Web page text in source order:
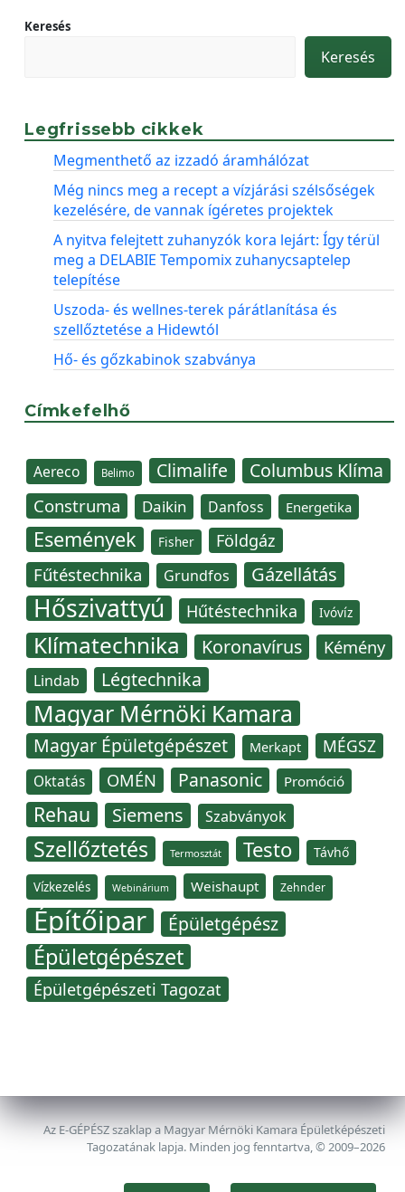
Keresés
Keresés
Legfrissebb cikkek
Megmenthető az izzadó áramhálózat
Még nincs meg a recept a vízjárási szélsőségek
kezelésére, de vannak ígéretes projektek
A nyitva felejtett zuhanyzók kora lejárt: Így térül
meg a DELABIE Tempomix zuhanycsaptelep
telepítése
Uszoda- és wellnes-terek párátlanítása és
szellőztetése a Hidewtól
Hő- és gőzkabinok szabványa
Címkefelhő
Aereco Belimo Climalife Columbus Klíma
Construma Daikin Danfoss Energetika
Események Fisher Földgáz
Fűtéstechnika Grundfos Gázellátás
Hőszivattyú Hűtéstechnika Ivóvíz
Klímatechnika Koronavírus Kémény
Lindab Légtechnika
Magyar Mérnöki Kamara
Magyar Épületgépészet Merkapt MÉGSZ
Oktatás OMÉN Panasonic Promóció
Rehau Siemens Szabványok
Szellőztetés Termosztát Testo Távhő
Vízkezelés Webinárium Weishaupt Zehnder
Építőipar Épületgépész
Épületgépészet
Épületgépészeti Tagozat
Az E-GÉPÉSZ szaklap a Magyar Mérnöki Kamara Épületképészeti
Tagozatának lapja. Minden jog fenntartva, © 2009–2026